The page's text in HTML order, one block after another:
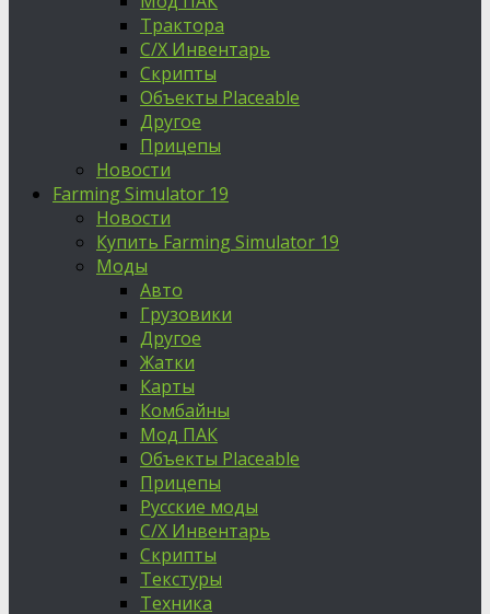
Трактора
С/Х Инвентарь
Скрипты
Объекты Placeable
Другое
Прицепы
Новости
Farming Simulator 19
Новости
Купить Farming Simulator 19
Моды
Авто
Грузовики
Другое
Жатки
Карты
Комбайны
Мод ПАК
Объекты Placeable
Прицепы
Русские моды
С/Х Инвентарь
Скрипты
Текстуры
Техника